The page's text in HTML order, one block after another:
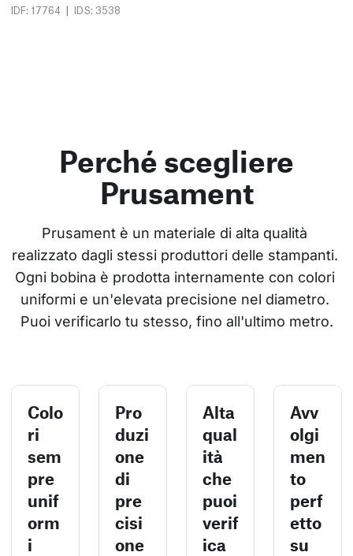
IDF: 17764 | IDS: 3538
Perché scegliere
Prusament
Prusament è un materiale di alta qualità
realizzato dagli stessi produttori delle stampanti.
Ogni bobina è prodotta internamente con colori
uniformi e un'elevata precisione nel diametro.
Puoi verificarlo tu stesso, fino all'ultimo metro.
Colo
ri
sem
pre
unif
orm
i
Pro
duzi
one
di
pre
cisi
one
Alta
qual
ità
che
puoi
verif
ica
Avv
olgi
men
to
perf
etto
su